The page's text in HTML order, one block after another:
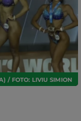
/ FOTO: LIVIU SIMION